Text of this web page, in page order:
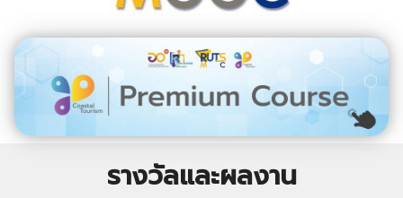
รางวัลและผลงาน